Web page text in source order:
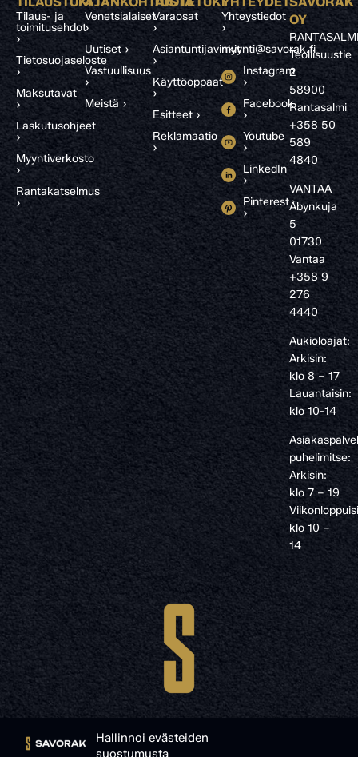
Hallinnoi evästeiden
suostumusta
Tilaus- ja
toimitusehdot
›
Tietosuojaseloste
›
Maksutavat
›
Laskutusohjeet
›
Myyntiverkosto
›
Rantakatselmus
›
Venetsialaiset
›
Uutiset ›
Vastuullisuus
›
Meistä ›
Varaosat
›
Asiantuntijavinkit
›
Käyttöoppaat
›
Esitteet ›
Reklamaatio
›
Yhteystiedot
›
myynti@savorak.fi
Instagram
›
Facebook
›
Youtube
›
LinkedIn
›
Pinterest
›
OY
Teollisuustie
2
58900
Rantasalmi
+358 50
589
4840
VANTAA
Åbynkuja
5
01730
Vantaa
+358 9
276
4440
Aukioloajat:
Arkisin:
klo 8 – 17
Lauantaisin:
klo 10-14
puhelimitse:
Arkisin:
klo 7 – 19
klo 10 –
14